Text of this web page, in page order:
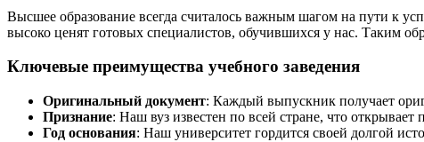
Высшее образование всегда считалось важным шагом на пути к
высоко ценят готовых специалистов, обучившихся у нас. Таким
Ключевые преимущества учебного заведения
Оригинальный документ: Каждый выпускник получает
Признание: Наш вуз известен по всей стране, что
Год основания: Наш университет гордится своей долгой